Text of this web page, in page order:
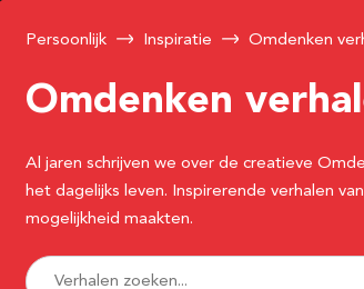
Persoonlijk Inspiratie Omdenken
Omdenken
Al jaren schrijven we over de creatieve
het dagelijks leven. Inspirerende verhalen
mogelijkheid maakten.